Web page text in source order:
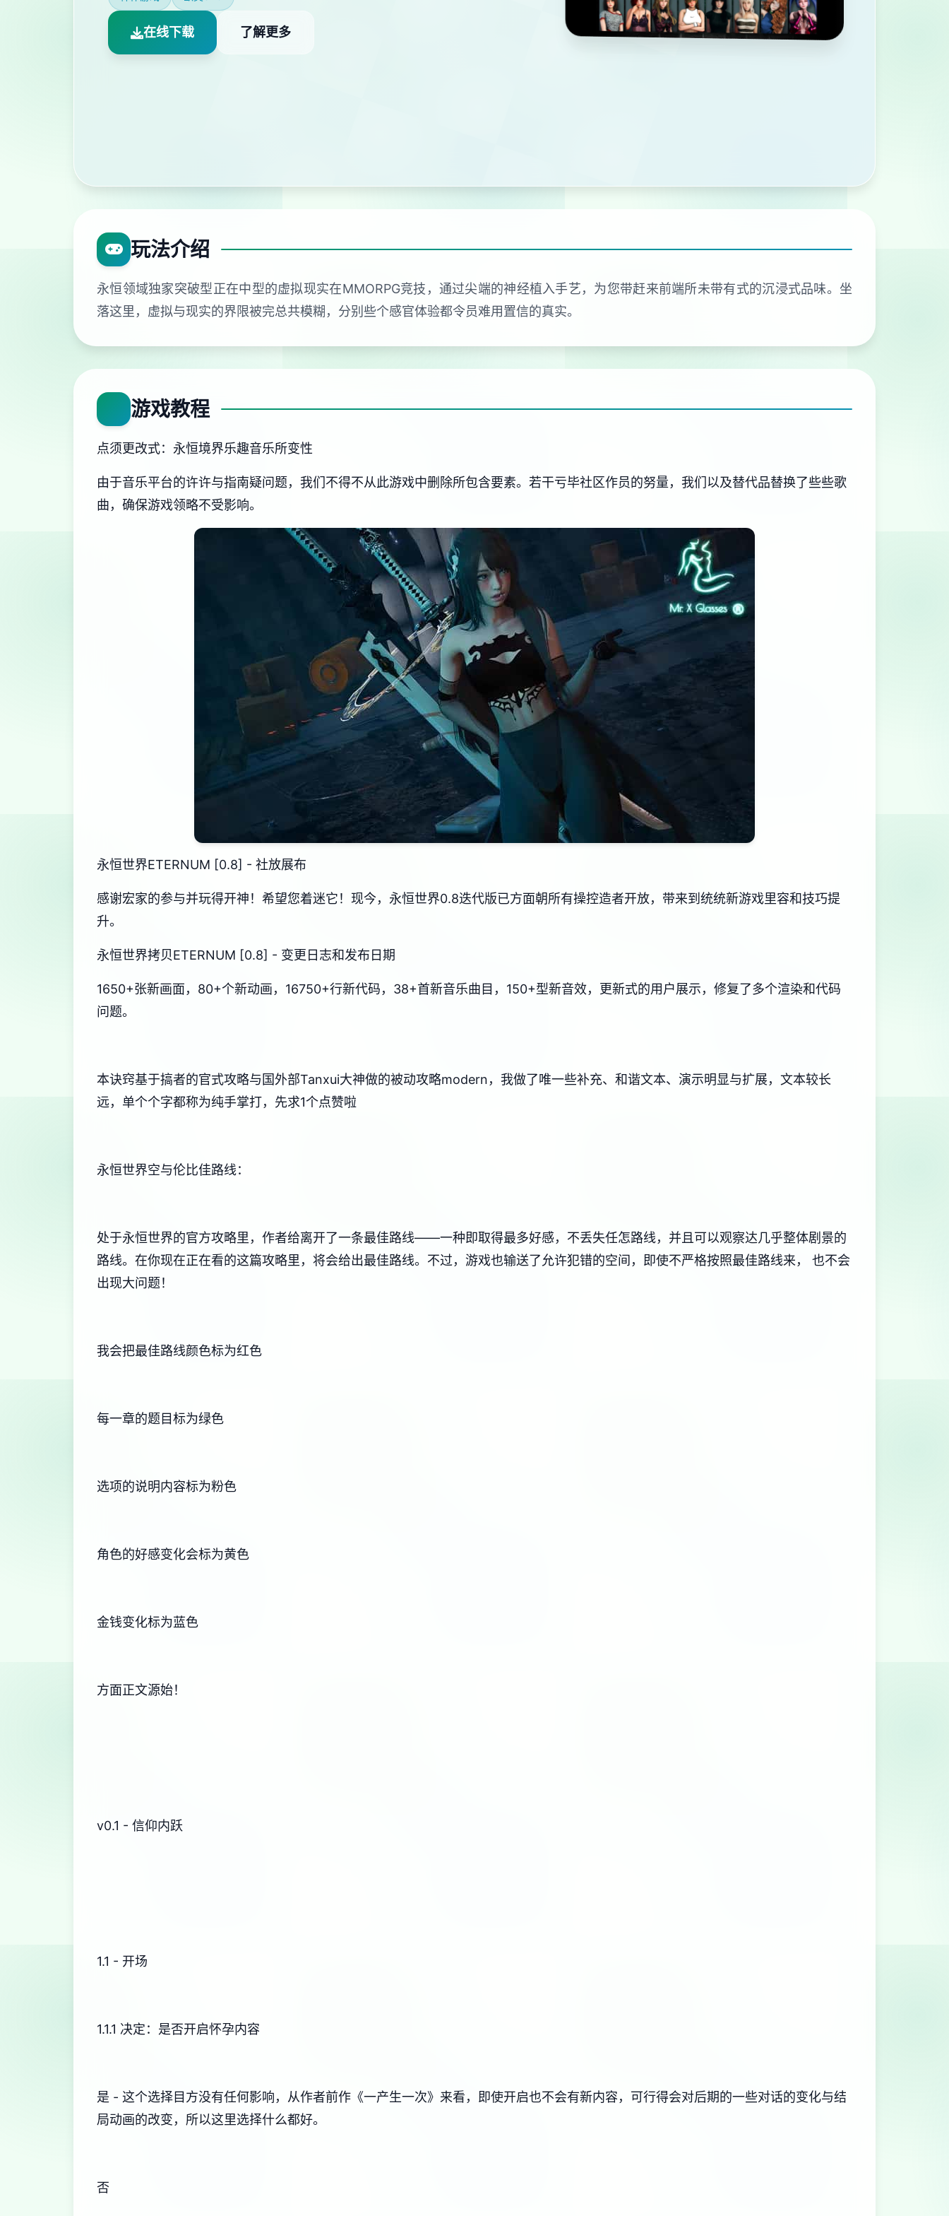
在线下载 了解更多
玩法介绍
永恒领域独家突破型正在中型的虚拟现实在MMORPG竞技，通过尖端的神经植入手艺，为您带赶来前端所未带有式的沉浸式品味。坐
落这里，虚拟与现实的界限被完总共模糊，分别些个感官体验都令员难用置信的真实。
游戏教程
点须更改式：永恒境界乐趣音乐所变性
由于音乐平台的许许与指南疑问题，我们不得不从此游戏中删除所包含要素。若干亏毕社区作员的努量，我们以及替代品替换了些些歌
曲，确保游戏领略不受影响。
永恒世界ETERNUM [0.8] - 社放展布
感谢宏家的参与并玩得开神！希望您着迷它！现今，永恒世界0.8迭代版已方面朝所有操控造者开放，带来到统统新游戏里容和技巧提
升。
永恒世界拷贝ETERNUM [0.8] - 变更日志和发布日期
1650+张新画面，80+个新动画，16750+行新代码，38+首新音乐曲目，150+型新音效，更新式的用户展示，修复了多个渲染和代码
问题。
本诀窍基于搞者的官式攻略与国外部Tanxui大神做的被动攻略modern，我做了唯一些补充、和谐文本、演示明显与扩展，文本较长
远，单个个字都称为纯手掌打，先求1个点赞啦
永恒世界空与伦比佳路线：
处于永恒世界的官方攻略里，作者给离开了一条最佳路线——一种即取得最多好感，不丢失任怎路线，并且可以观察达几乎整体剧景的
路线。在你现在正在看的这篇攻略里，将会给出最佳路线。不过，游戏也输送了允许犯错的空间，即使不严格按照最佳路线来， 也不会
出现大问题！
我会把最佳路线颜色标为红色
每一章的题目标为绿色
选项的说明内容标为粉色
角色的好感变化会标为黄色
金钱变化标为蓝色
方面正文源始！
v0.1 - 信仰内跃
1.1 - 开场
1.1.1 决定：是否开启怀孕内容
是 - 这个选择目方没有任何影响，从作者前作《一产生一次》来看，即使开启也不会有新内容，可行得会对后期的一些对话的变化与结
局动画的改变，所以这里选择什么都好。
否